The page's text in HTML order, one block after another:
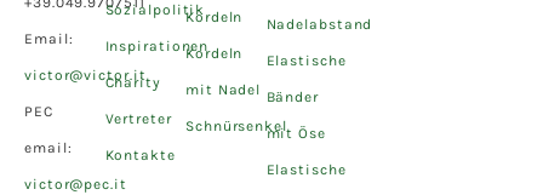
Email:
victor@victor.it
PEC
email:
victor@pec.it
Sozialpolitik
Inspirationen
Charity
Vertreter
Kontakte
Kordeln
Kordeln
mit Nadel
Schnürsenkel
Nadelabstand
Elastische
Bänder
mit Öse
Elastische